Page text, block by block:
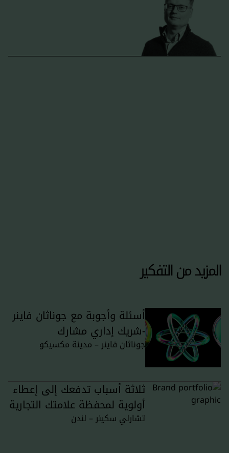
المزيد من التفكير
أسئلة وأجوبة مع جوناثان فاينر
-شريك إداري مشارك
جوناثان فاينر – مدينة مكسيكو
ثلاثة أسباب تدفعك إلى إعطاء
أولوية لمحفظة علامتك التجارية
تشارلي سكينر – لندن